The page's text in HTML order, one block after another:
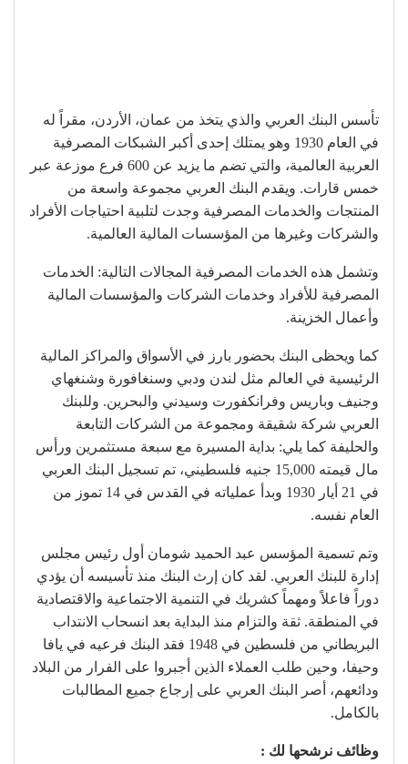
تأسس البنك العربي والذي يتخذ من عمان، الأردن، مقراً له
في العام 1930 وهو يمتلك إحدى أكبر الشبكات المصرفية
العربية العالمية، والتي تضم ما يزيد عن 600 فرع موزعة عبر
خمس قارات. ويقدم البنك العربي مجموعة واسعة من
المنتجات والخدمات المصرفية وجدت لتلبية احتياجات الأفراد
والشركات وغيرها من المؤسسات المالية العالمية.
وتشمل هذه الخدمات المصرفية المجالات التالية: الخدمات
المصرفية للأفراد وخدمات الشركات والمؤسسات المالية
وأعمال الخزينة.
كما ويحظى البنك بحضور بارز في الأسواق والمراكز المالية
الرئيسية في العالم مثل لندن ودبي وسنغافورة وشنغهاي
وجنيف وباريس وفرانكفورت وسيدني والبحرين. وللبنك
العربي شركة شقيقة ومجموعة من الشركات التابعة
والحليفة كما يلي: بداية المسيرة مع سبعة مستثمرين ورأس
مال قيمته 15,000 جنيه فلسطيني، تم تسجيل البنك العربي
في 21 أيار 1930 وبدأ عملياته في القدس في 14 تموز من
العام نفسه.
وتم تسمية المؤسس عبد الحميد شومان أول رئيس مجلس
إدارة للبنك العربي. لقد كان إرث البنك منذ تأسيسه أن يؤدي
دوراً فاعلاً ومهماً كشريك في التنمية الاجتماعية والاقتصادية
في المنطقة. ثقة والتزام منذ البداية بعد انسحاب الانتداب
البريطاني من فلسطين في 1948 فقد البنك فرعيه في يافا
وحيفا، وحين طلب العملاء الذين أجبروا على الفرار من البلاد
ودائعهم، أصر البنك العربي على إرجاع جميع المطالبات
بالكامل.
وظائف نرشحها لك :